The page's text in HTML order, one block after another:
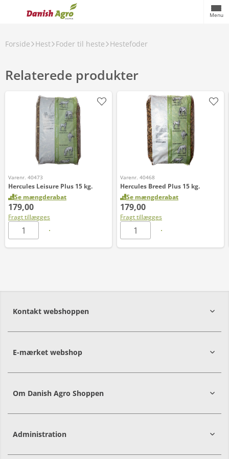
Menu
Forside Hest Foder til heste Hestefoder
Relaterede produkter
Varenr. 40473
Hercules Leisure Plus 15 kg.
Se mængderabat
179,00
Fragt tillægges
Varenr. 40468
Hercules Breed Plus 15 kg.
Se mængderabat
179,00
Fragt tillægges
Kontakt webshoppen
E-mærket webshop
Om Danish Agro Shoppen
Administration